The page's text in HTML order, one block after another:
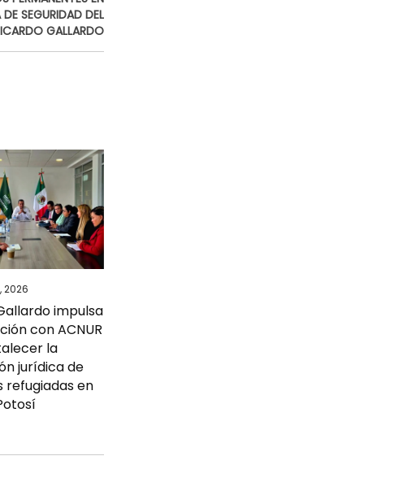
SEGURIDAD DEL
GALLARDO
2026
impulsa
con ACNUR
la
jurídica de
refugiadas en